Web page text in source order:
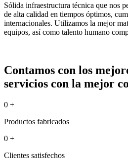
Sólida infraestructura técnica que nos
de alta calidad en tiempos óptimos,
internacionales. Utilizamos la mejor
equipos, así como talento humano
Contamos con los
servicios con la mejor
0 +
Productos fabricados
0 +
Clientes satisfechos